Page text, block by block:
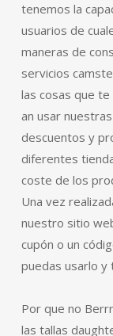
tenemos la
usuarios de
maneras de
servicios
las cosas que
an usar
descuentos y
diferentes
coste de los
Una vez
nuestro sitio
cupón o un
puedas usarlo y
Por que no
las tallas